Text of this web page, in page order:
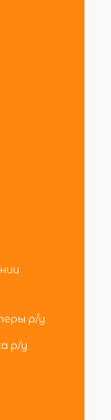
р/у
р/у